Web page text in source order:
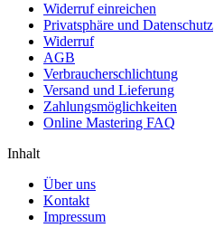
Widerruf einreichen
Privatsphäre und Datenschutz
Widerruf
AGB
Verbraucherschlichtung
Versand und Lieferung
Zahlungsmöglichkeiten
Online Mastering FAQ
Inhalt
Über uns
Kontakt
Impressum